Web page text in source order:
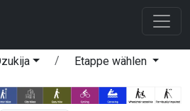
Etappe wählen